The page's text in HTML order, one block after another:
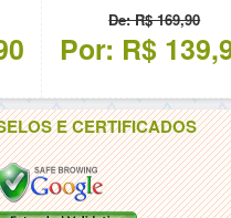
De: R$ 169,90
Por: R$
E CERTIFICADOS